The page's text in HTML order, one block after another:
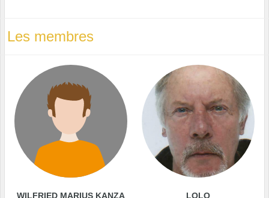
Les membres
WILFRIED MARIUS KANZA LOLO